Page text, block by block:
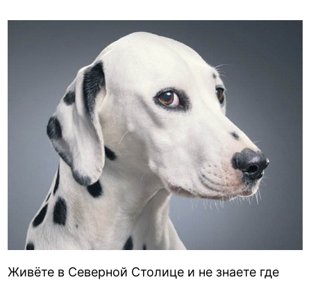
Живёте в Северной Столице и не знаете где